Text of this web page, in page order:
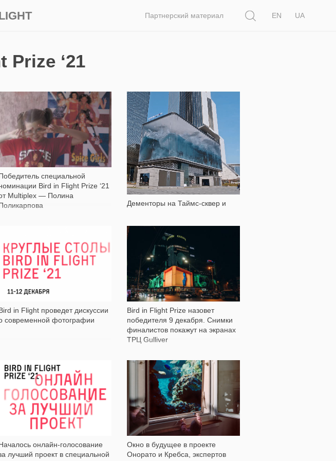
Партнерский материал
EN
UA
Prize ‘21
специальной
Bird in Flight Prize ‘21
Multiplex — Полина
Дементоры на Таймс-сквер и
in Flight проведет дискуссии
современной фотографии
Bird in Flight Prize назовет
победителя 9 декабря. Снимки
финалистов покажут на экранах
ТРЦ Gulliver
онлайн-голосование
лучший проект в специальной
662
Окно в будущее в проекте
Онорато и Кребса, экспертов
1 318